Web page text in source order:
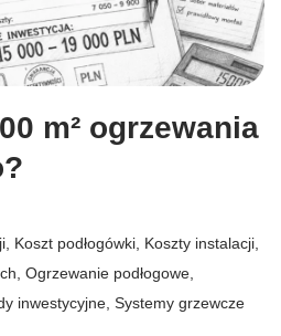
m² ogrzewania
, Koszt podłogówki, Koszty instalacji,
, Ogrzewanie podłogowe,
inwestycyjne, Systemy grzewcze